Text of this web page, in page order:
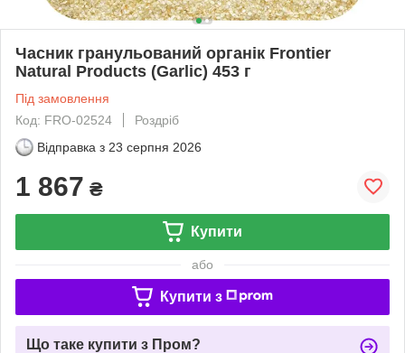
Часник гранульований органік Frontier
Natural Products (Garlic) 453 г
Під замовлення
Код: FRO-02524
Роздріб
Відправка з 23 серпня 2026
1 867 ₴
Купити
або
Купити з
Що таке купити з Пром?